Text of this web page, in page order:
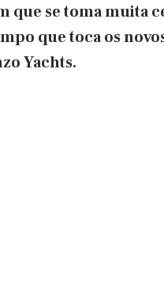
que se toma muita
que toca os
Yachts.